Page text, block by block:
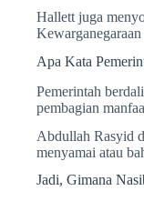
Hallett juga
Apa Kata
Pemerintah
pembagian
Abdullah Rasyid
menyamai atau
Jadi, Gimana